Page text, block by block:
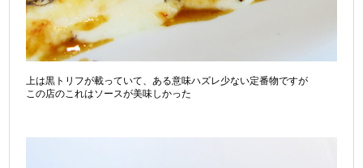
上は黒トリフが載っていて、ある意味ハズレ少ない定番物ですが
この店のこれはソースが美味しかった